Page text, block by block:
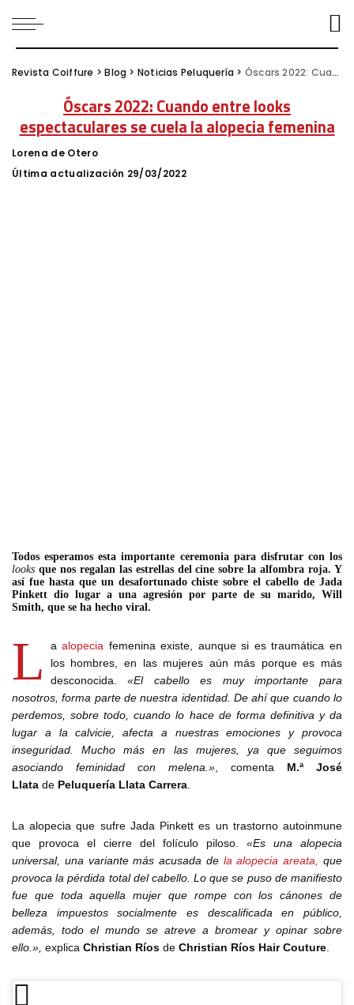
Revista Coiffure >Blog > Noticias Peluquería > Óscars 2022: Cuando entre looks espectaculares se cuela la alopecia femenina
Óscars 2022: Cuando entre looks
espectaculares se cuela la alopecia femenina
Posted
by
Lorena de Otero
Última actualización 29/03/2022
Todos esperamos esta importante ceremonia para disfrutar con los
looks que nos regalan las estrellas del cine sobre la alfombra roja. Y
así fue hasta que un desafortunado chiste sobre el cabello de Jada
Pinkett dio lugar a una agresión por parte de su marido, Will
Smith, que se ha hecho viral.
L aalopecia femenina existe, aunque si es traumática en
los hombres, en las mujeres aún más porque es más
desconocida.«El cabello es muy importante para
nosotros, forma parte de nuestra identidad. De ahí que cuando lo
perdemos, sobre todo, cuando lo hace de forma definitiva y da
lugar a la calvicie, afecta a nuestras emociones y provoca
inseguridad. Mucho más en las mujeres, ya que seguimos
asociando feminidad con melena.» , comenta
M.ª José
Llata de Peluquería Llata Carrera
La alopecia que sufre Jada Pinkett es un trastorno autoinmune
que provoca el cierre del folículo piloso.
«Es una alopecia
universal, una variante más acusada dela alopecia areata,
que
provoca la pérdida total del cabello. Lo que se puso de manifiesto
fue que toda aquella mujer que rompe con los cánones de
belleza impuestos socialmente es descalificada en público,
además, todo el mundo se atreve a bromear y opinar sobre
ello.», explica Christian Ríos de Christian Ríos Hair Couture